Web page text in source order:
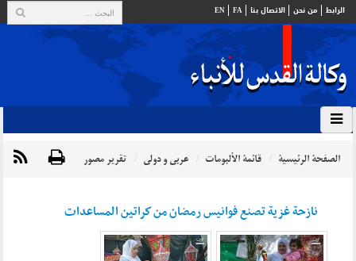
الرابط من نحن الاتصال بنا FA
EN
الصفحة الرئيسية قائمة الألبومات عربي و دولي تقرير مصور
نازحة غزية تصنع فوانيس رمضان من كراتين المساعدات